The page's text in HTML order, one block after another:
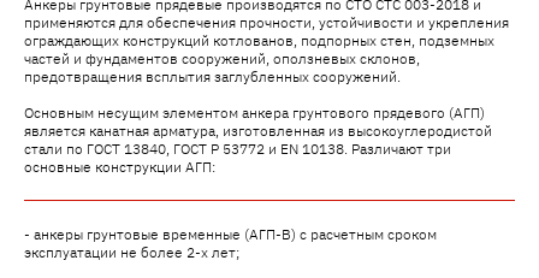
Анкеры грунтовые прядевые производятся по СТО СТС 003-2018 и
применяются для обеспечения прочности, устойчивости и укрепления
ограждающих конструкций котлованов, подпорных стен, подземных
частей и фундаментов сооружений, оползневых склонов,
предотвращения всплытия заглубленных сооружений.
Основным несущим элементом анкера грунтового прядевого (АГП)
является канатная арматура, изготовленная из высокоуглеродистой
стали по ГОСТ 13840, ГОСТ Р 53772 и EN 10138. Различают три
основные конструкции АГП:
- анкеры грунтовые временные (АГП-В) с расчетным сроком
эксплуатации не более 2-х лет;